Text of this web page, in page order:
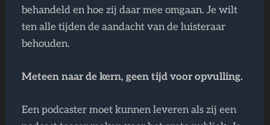
behandeld en hoe zij daar mee omgaan. Je wilt
ten alle tijden de aandacht van de luisteraar
behouden.
Meteen naar de kern, geen tijd voor opvulling.
Een podcaster moet kunnen leveren als zij een